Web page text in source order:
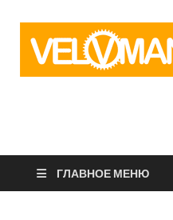
ГЛАВНОЕ МЕНЮ